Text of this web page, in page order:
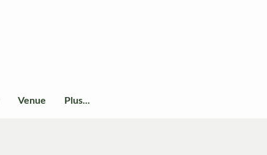
Venue Plus...